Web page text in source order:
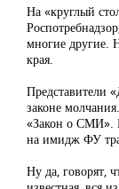
На «круглый
многие другие.
края.
Представители
законе
«Закон о СМИ».
на имидж ФУ
Ну да, говорят,